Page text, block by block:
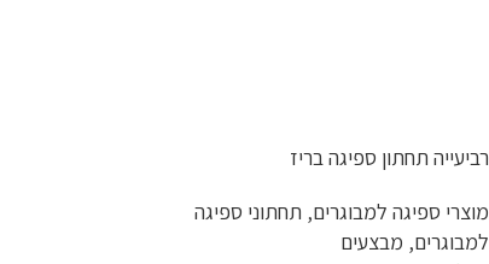
רביעייה תחתון ספיגה בריז
מוצרי ספיגה למבוגרים, תחתוני ספיגה
למבוגרים, מבצעים